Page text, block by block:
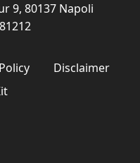
9, 80137 Napoli
Policy
Disclaimer